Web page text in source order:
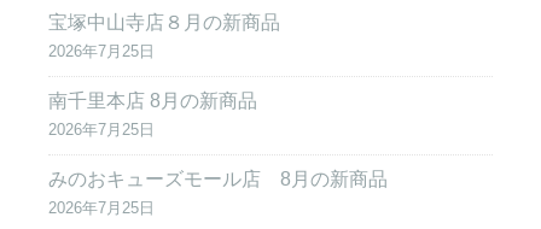
宝塚中山寺店８月の新商品
2026年7月25日
南千里本店 8月の新商品
2026年7月25日
みのおキューズモール店 8月の新商品
2026年7月25日